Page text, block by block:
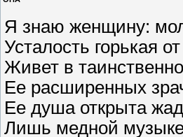
Я знаю женщину:
Усталость горькая
Живет в
Ее расширенных
Ее душа открыта
Лишь медной